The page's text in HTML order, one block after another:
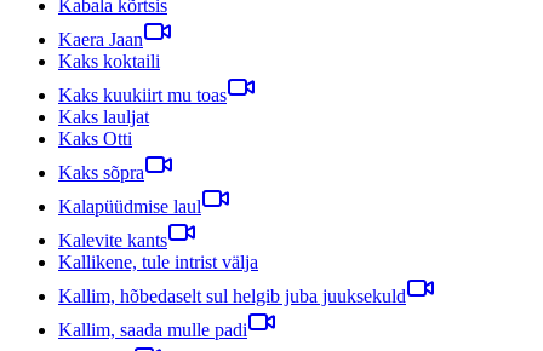
Kabala kõrtsis
Kaera Jaan
Kaks koktaili
Kaks kuukiirt mu toas
Kaks lauljat
Kaks Otti
Kaks sõpra
Kalapüüdmise laul
Kalevite kants
Kallikene, tule intrist välja
Kallim, hõbedaselt sul helgib juba juuksekuld
Kallim, saada mulle padi